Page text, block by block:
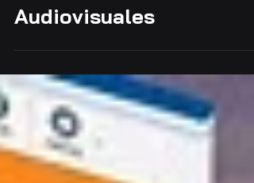
de Autores
Audiovisuales